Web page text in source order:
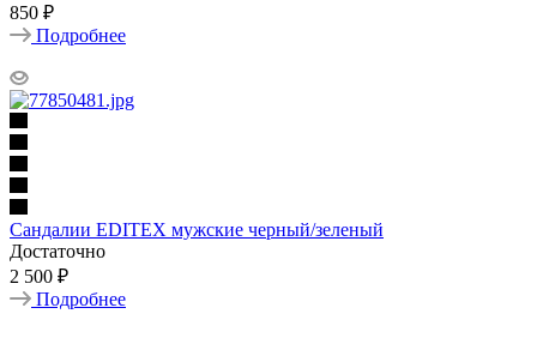
850 ₽
Подробнее
Сандалии EDITEX мужские черный/зеленый
Достаточно
2 500 ₽
Подробнее